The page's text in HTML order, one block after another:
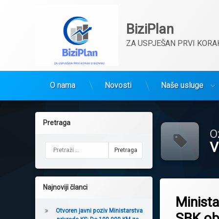
BiziPlan
ZA USPJEŠAN PRVI
O nama Novosti Naše usluge
DonjiVakuf
Pretraga
Najnoviji članci
Otvoren javni poziv Ministarstva